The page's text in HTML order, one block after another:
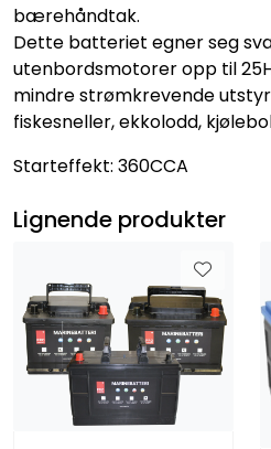
bærehåndtak.
Dette batteriet egner seg
utenbordsmotorer opp til
mindre strømkrevende
fiskesneller, ekkolodd,
Starteffekt: 360CCA
Lignende produkter